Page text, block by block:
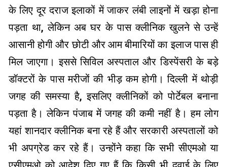
के लिए दूर दराज इलाकों में जाकर लंबी लाइनों में खड़ा होना
पड़ता था, लेकिन अब घर के पास क्लीनिक खुलने से उन्हें
आसानी होगी और छोटी और आम बीमारियों का इलाज पास ही
मिल जाएगा। इससे सिविल अस्पताल और डिस्पेंसरी के बड़े
डॉक्टरों के पास मरीजों की भीड़ कम होगी। दिल्ली में थोड़ी
जगह की समस्या है, इसलिए क्लीनिकों को पोर्टेबल बनाना
पड़ता है। लेकिन पंजाब में जगह की कमी नहीं है। हम लोग
यहां शानदार क्लीनिक बना रहे हैं और सरकारी अस्पतालों को
भी अपग्रेड कर रहे हैं। उन्होंने कहा कि सभी सीएमओ या